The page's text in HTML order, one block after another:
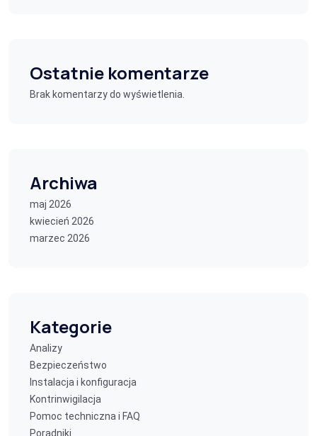
Ostatnie komentarze
Brak komentarzy do wyświetlenia.
Archiwa
maj 2026
kwiecień 2026
marzec 2026
Kategorie
Analizy
Bezpieczeństwo
Instalacja i konfiguracja
Kontrinwigilacja
Pomoc techniczna i FAQ
Poradniki